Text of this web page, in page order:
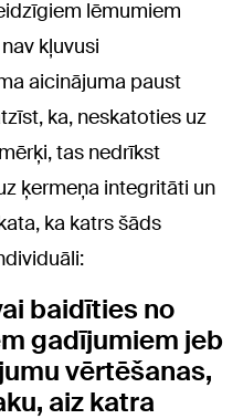
lēmumiem
kļuvusi
aicinājuma paust
ka, neskatoties uz
tas nedrīkst
ķermeņa integritāti un
ka katrs šāds
baidīties no
gadījumiem jeb
vērtēšanas,
aiz katra